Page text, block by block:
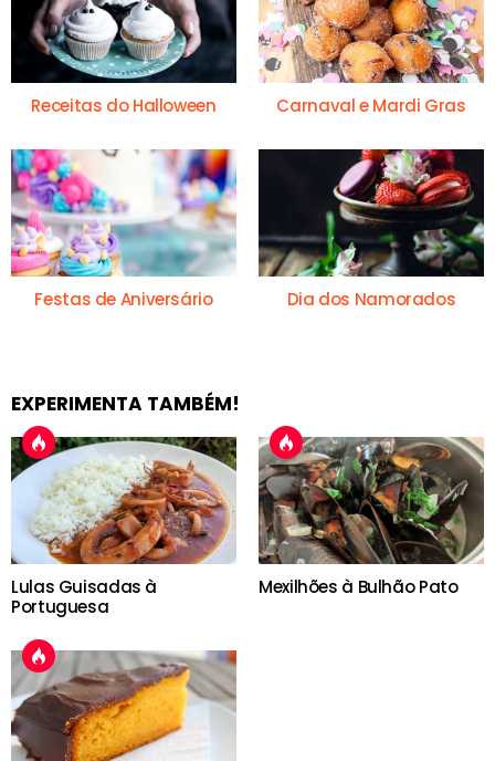
Receitas do Halloween Carnaval e Mardi Gras
Festas de Aniversário Dia dos Namorados
EXPERIMENTA TAMBÉM!
Lulas Guisadas à
Portuguesa
Mexilhões à Bulhão Pato